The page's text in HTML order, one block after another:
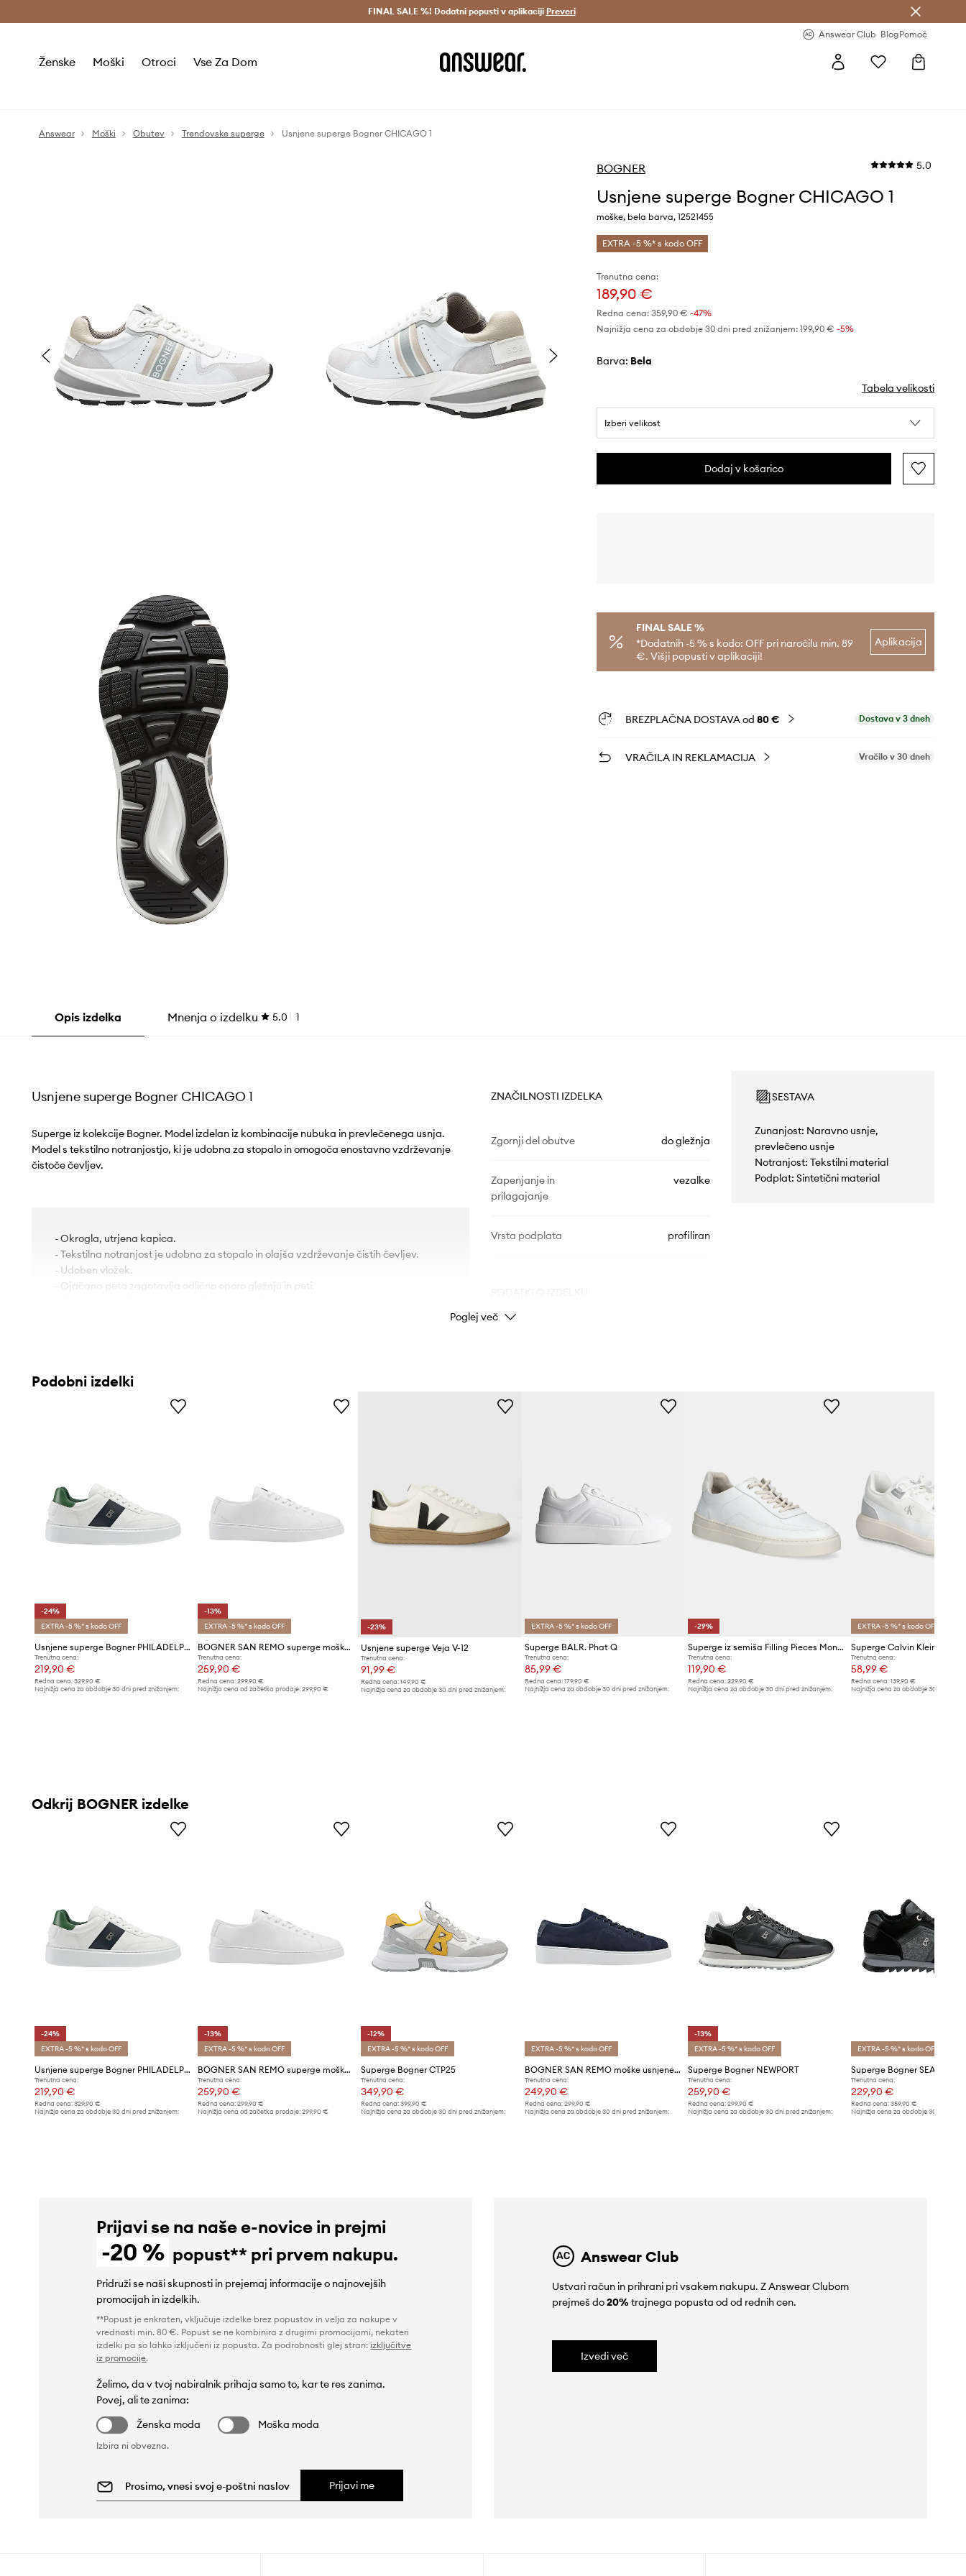
Dostava v 3 dneh > Prihrani z vpisom v Answear Club >
FINAL SALE %! Dodatni popusti v aplikaciji Preveri
Answear Club BlogPomoč
Ženske Moški Otroci Vse Za Dom
Answear Moški Obutev Trendovske superge Usnjene superge Bogner CHICAGO 1
BOGNER 5.0
Usnjene superge Bogner CHICAGO 1
moške, bela barva, 12521455
EXTRA -5 %* s kodo OFF
Trenutna cena:
189,90 €
Redna cena: 359,90 € -47%
Najnižja cena za obdobje 30 dni pred znižanjem: 199,90 € -5%
Barva: bela
Tabela velikosti
Izberi velikost
Dodaj v košarico
FINAL SALE %
*Dodatnih -5 % s kodo: OFF pri naročilu min. 89
€. Višji popusti v aplikaciji!
Aplikacija
BREZPLAČNA DOSTAVA od 80 € Dostava v 3 dneh
VRAČILA IN REKLAMACIJA Vračilo v 30 dneh
Opis izdelka Mnenja o izdelku 5.0 1
Usnjene superge Bogner CHICAGO 1
Superge iz kolekcije Bogner. Model izdelan iz kombinacije nubuka in prevlečenega usnja.
Model s tekstilno notranjostjo, ki je udobna za stopalo in omogoča enostavno vzdrževanje
čistoče čevljev.
- Okrogla, utrjena kapica.
- Tekstilna notranjost je udobna za stopalo in olajša vzdrževanje čistih čevljev.
- Udoben vložek.
- Ojačana peta zagotavlja odlično oporo gležnju in peti.
ZNAČILNOSTI IZDELKA
Zgornji del obutve do gležnja
Zapenjanje in
prilagajanje
vezalke
Vrsta podplata profiliran
Znamka BOGNER
SESTAVA
Zunanjost: Naravno usnje,
prevlečeno usnje
Notranjost: Tekstilni material
Podplat: Sintetični material
Poglej več
Podobni izdelki
-24%
EXTRA -5 %* s kodo OFF
Usnjene superge Bogner PHILADELPHIA
Trenutna cena:
219,90 €
Redna cena: 329,90 €
Najnižja cena za obdobje 30 dni pred znižanjem:
-13%
EXTRA -5 %* s kodo OFF
BOGNER SAN REMO superge moške usnjene
Trenutna cena:
259,90 €
Redna cena:299,90 €
Najnižja cena od začetka prodaje:299,90 €
-23%
Usnjene superge Veja V-12
Trenutna cena:
91,99 €
Redna cena: 149,90 €
Najnižja cena za obdobje 30 dni pred znižanjem:
EXTRA -5 %* s kodo OFF
Superge BALR. Phat Q
Trenutna cena:
85,99 €
Redna cena: 179,90 €
Najnižja cena za obdobje 30 dni pred znižanjem:
-29%
Superge iz semiša Filling Pieces Mondo Viera
Trenutna cena:
119,90 €
Redna cena:229,90 €
Najnižja cena za obdobje 30 dni pred znižanjem:
EXTRA -5 %* s kodo OFF
Trenutna cena:
58,99 €
Redna cena: 139,90 €
Najnižja cena za obdobje 30 dni pred
Odkrij BOGNER izdelke
-24%
EXTRA -5 %* s kodo OFF
Usnjene superge Bogner PHILADELPHIA
Trenutna cena:
219,90 €
Redna cena: 329,90 €
Najnižja cena za obdobje 30 dni pred znižanjem:
-13%
EXTRA -5 %* s kodo OFF
BOGNER SAN REMO superge moške usnjene
Trenutna cena:
259,90 €
Redna cena:299,90 €
Najnižja cena od začetka prodaje:299,90 €
-12%
EXTRA -5 %* s kodo OFF
Superge Bogner CTP25
Trenutna cena:
349,90 €
Redna cena: 399,90 €
Najnižja cena za obdobje 30 dni pred znižanjem:
EXTRA -5 %* s kodo OFF
BOGNER SAN REMO moške usnjene superge
Trenutna cena:
249,90 €
Redna cena: 299,90 €
Najnižja cena za obdobje 30 dni pred znižanjem:
-13%
EXTRA -5 %* s kodo OFF
Superge Bogner NEWPORT
Trenutna cena:
259,90 €
Redna cena:299,90 €
Najnižja cena za obdobje 30 dni pred znižanjem:
EXTRA -5 %* s kodo OFF
Superge Bogner SEATTLE 19
Trenutna cena:
229,90 €
Redna cena: 359,90 €
Najnižja cena za obdobje 30 dni pred
Prijavi se na naše e-novice in prejmi
-20 % popust** pri prvem nakupu.
Pridruži se naši skupnosti in prejemaj informacije o najnovejših
promocijah in izdelkih.
**Popust je enkraten, vključuje izdelke brez popustov in velja za nakupe v
vrednosti min. 80 €. Popust se ne kombinira z drugimi promocijami, nekateri
izdelki pa so lahko izključeni iz popusta. Za podrobnosti glej stran: izključitve
iz promocije.
Želimo, da v tvoj nabiralnik prihaja samo to, kar te res zanima.
Povej, ali te zanima:
Ženska moda
Moška moda
Izbira ni obvezna.
Prijavi me
Answear Club
Ustvari račun in prihrani pri vsakem nakupu. Z Answear Clubom
prejmeš do20%trajnega popusta od od rednih cen.
Izvedi več